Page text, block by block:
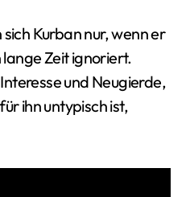
Kurban nur, wenn er
Zeit ignoriert.
und Neugierde,
ihn untypisch ist,